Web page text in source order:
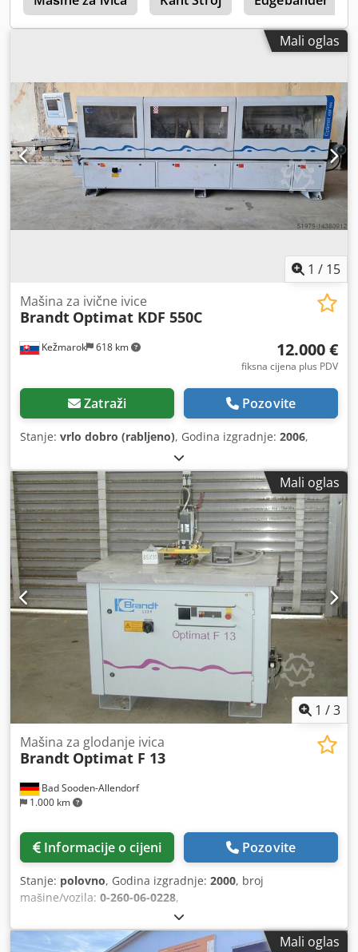
Mali oglas
1 / 15
Kežmarok 618 km
Mašina za ivične ivice
Brandt Optimat KDF 550C
12.000 €
fiksna cijena plus PDV
Zatraži Pozovite
Stanje: vrlo dobro (rabljeno), Godina izgradnje: 2006,
Mali oglas
1 /3
Bad Sooden-Allendorf
1.000 km
Mašina za glodanje ivica
Brandt Optimat F 13
Informacije o cijeni Pozovite
Stanje: polovno, Godina izgradnje: 2000, broj
mašine/vozila: 0-260-06-0228,
Mali oglas